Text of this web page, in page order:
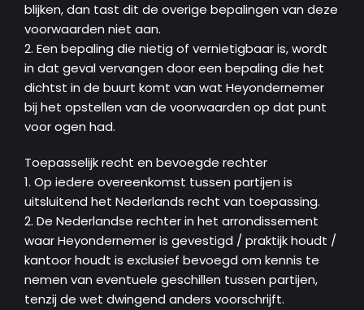
blijken, dan tast dit de overige bepalingen van deze
voorwaarden niet aan.
2. Een bepaling die nietig of vernietigbaar is, wordt
in dat geval vervangen door een bepaling die het
dichtst in de buurt komt van wat Heyondernemer
bij het opstellen van de voorwaarden op dat punt
voor ogen had.
Toepasselijk recht en bevoegde rechter
1. Op iedere overeenkomst tussen partijen is
uitsluitend het Nederlands recht van toepassing.
2. De Nederlandse rechter in het arrondissement
waar Heyondernemer is gevestigd / praktijk houdt /
kantoor houdt is exclusief bevoegd om kennis te
nemen van eventuele geschillen tussen partijen,
tenzij de wet dwingend anders voorschrijft.